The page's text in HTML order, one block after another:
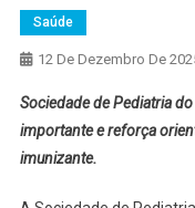
Saúde
12 De Dezembro De
Sociedade de Pediatria
importante e reforça
imunizante.